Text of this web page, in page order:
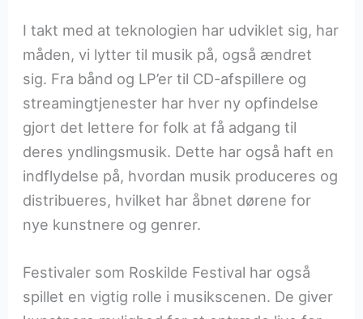
I takt med at teknologien har udviklet sig, har
måden, vi lytter til musik på, også ændret
sig. Fra bånd og LP’er til CD-afspillere og
streamingtjenester har hver ny opfindelse
gjort det lettere for folk at få adgang til
deres yndlingsmusik. Dette har også haft en
indflydelse på, hvordan musik produceres og
distribueres, hvilket har åbnet dørene for
nye kunstnere og genrer.
Festivaler som Roskilde Festival har også
spillet en vigtig rolle i musikscenen. De giver